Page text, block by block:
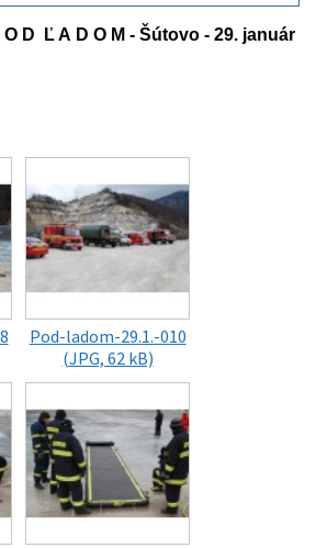
O D
Ľ A D O M - Šútovo - 29. január
Pod-ladom-29.1.-010
(JPG, 62 kB)